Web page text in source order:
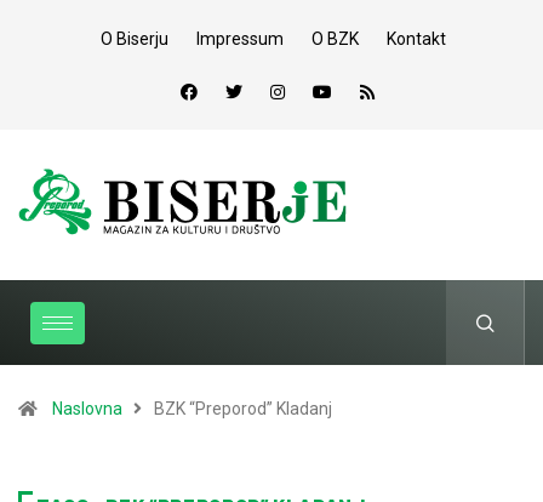
O Biserju Impressum O BZK Kontakt
Naslovna BZK “Preporod” Kladanj